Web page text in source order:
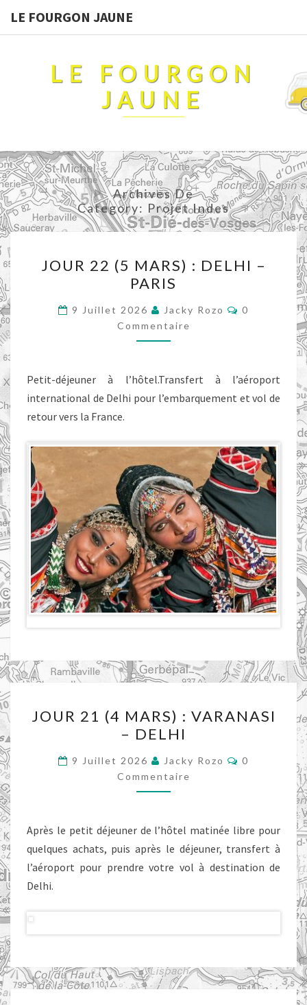
LE FOURGON JAUNE
LE FOURGON
JAUNE
Archives De
Category: Projet Indes
22
(5
MARS)
:
DELHI
PARIS
JOUR 22 (5 MARS) : DELHI –
PARIS
9 Juillet 2026 Jacky Rozo
0
Commentaire
Petit-déjeuner à l’hôtel.Transfert à l’aéroport
international de Delhi pour l’embarquement et vol de
retour vers la France.
21
(4
MARS)
:
VARANASI
DELHI
JOUR 21 (4 MARS) : VARANASI
– DELHI
9 Juillet 2026 Jacky Rozo
0
Commentaire
Après le petit déjeuner de l’hôtel matinée libre pour
quelques achats, puis après le déjeuner, transfert à
l’aéroport pour prendre votre vol à destination de
Delhi.